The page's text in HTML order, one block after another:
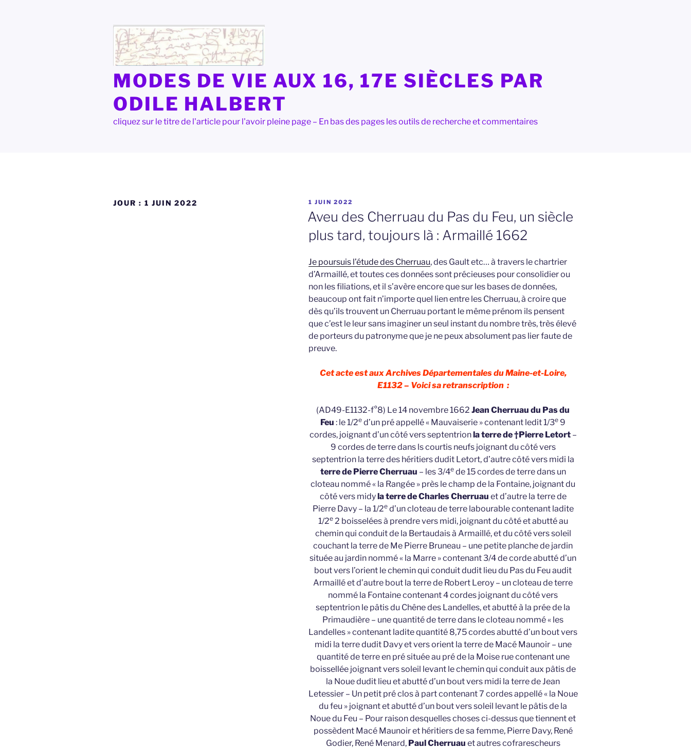
MODES DE VIE AUX 16, 17E SIÈCLES PAR
ODILE HALBERT
cliquez sur le titre de l'article pour l'avoir pleine page – En bas des pages les outils de recherche et commentaires
JOUR : 1 JUIN 2022
PUBLIÉ
LE
1 JUIN 2022
Aveu des Cherruau du Pas du Feu, un siècle
plus tard, toujours là : Armaillé 1662
Je poursuis l’étude des Cherruau, des Gault etc… à travers le chartrier
d’Armaillé, et toutes ces données sont précieuses pour consolidier ou
non les filiations, et il s’avère encore que sur les bases de données,
beaucoup ont fait n’importe quel lien entre les Cherruau, à croire que
dès qu’ils trouvent un Cherruau portant le même prénom ils pensent
que c’est le leur sans imaginer un seul instant du nombre très, très élevé
de porteurs du patronyme que je ne peux absolument pas lier faute de
preuve.
Cet acte est aux Archives Départementales du Maine-et-Loire,
E1132 – Voici sa retranscription :
(AD49-E1132-f°8) Le 14 novembre 1662Jean Cherruau du Pas du
Feu : le 1/2e d’un pré appellé « Mauvaiserie » contenant ledit 1/3e 9
cordes, joignant d’un côté vers septentrionla terre de †Pierre Letort–
9 cordes de terre dans ls courtis neufs joignant du côté vers
septentrion la terre des héritiers dudit Letort, d’autre côté vers midi la
terre de Pierre Cherruau – les 3/4ede 15 cordes de terre dans un
cloteau nommé « la Rangée » près le champ de la Fontaine, joignant du
côté vers midyla terre de Charles Cherruau et d’autre la terre de
Pierre Davy – la 1/2ed’un cloteau de terre labourable contenant ladite
1/2e2 boisselées à prendre vers midi, joignant du côté et abutté au
chemin qui conduit de la Bertaudais à Armaillé, et du côté vers soleil
couchant la terre de Me Pierre Bruneau – une petite planche de jardin
située au jardin nommé « la Marre » contenant 3/4 de corde abutté d’un
bout vers l’orient le chemin qui conduit dudit lieu du Pas du Feu audit
Armaillé et d’autre bout la terre de Robert Leroy – un cloteau de terre
nommé la Fontaine contenant 4 cordes joignant du côté vers
septentrion le pâtis du Chêne des Landelles, et abutté à la prée de la
Primaudière – une quantité de terre dans le cloteau nommé « les
Landelles » contenant ladite quantité 8,75 cordes abutté d’un bout vers
midi la terre dudit Davy et vers orient la terre de Macé Maunoir – une
quantité de terre en pré située au pré de la Moise rue contenant une
boissellée joignant vers soleil levant le chemin qui conduit aux pâtis de
la Noue dudit lieu et abutté d’un bout vers midi la terre de Jean
Letessier – Un petit pré clos à part contenant 7 cordes appellé « la Noue
du feu » joignant et abutté d’un bout vers soleil levant le pâtis de la
Noue du Feu – Pour raison desquelles choses ci-dessus que tiennent et
possèdent Macé Maunoir et héritiers de sa femme, Pierre Davy, René
Godier, René Menard, Paul Cherruau et autres cofrarescheurs